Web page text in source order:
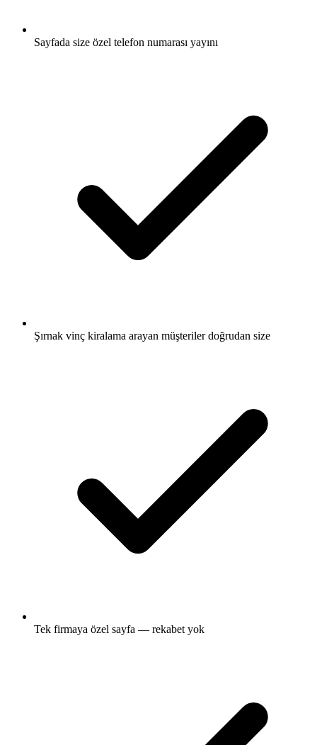
Sayfada size özel telefon numarası yayını
Şırnak vinç kiralama arayan müşteriler doğrudan size
Tek firmaya özel sayfa — rekabet yok